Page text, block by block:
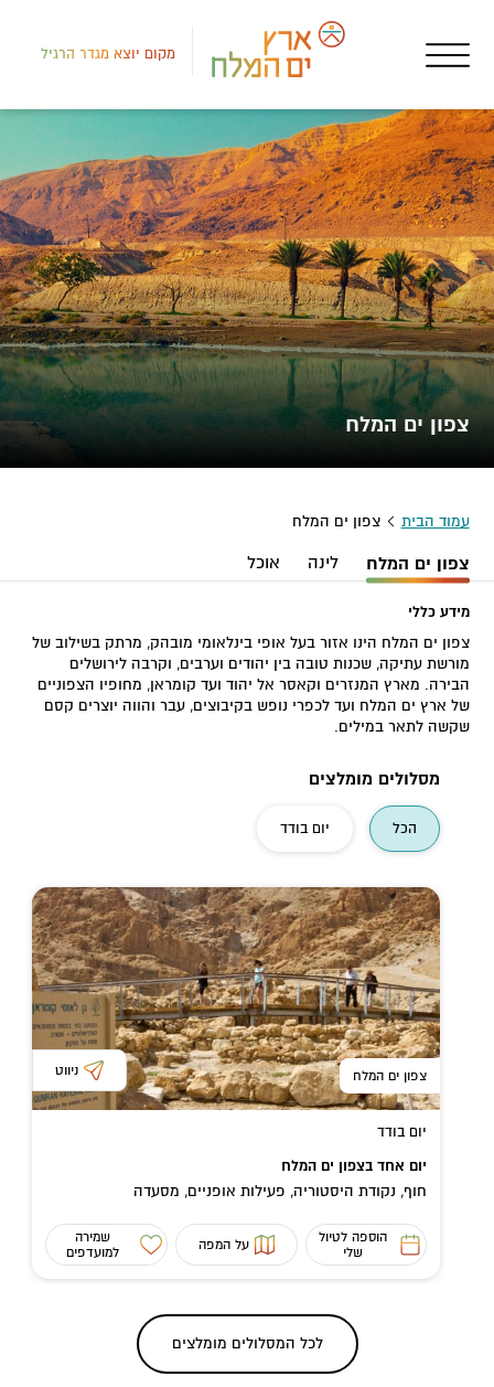
מקום יוצא מגדר הרגיל
צפון ים המלח
עמוד הבית צפון ים המלח
צפון ים המלח לינה אוכל
מידע כללי
צפון ים המלח הינו אזור בעל אופי בינלאומי מובהק, מרתק בשילוב של
מורשת עתיקה, שכנות טובה בין יהודים וערבים, וקרבה לירושלים
הבירה. מארץ המנזרים וקאסר אל יהוד ועד קומראן, מחופיו הצפוניים
של ארץ ים המלח ועד לכפרי נופש בקיבוצים, עבר והווה יוצרים קסם
שקשה לתאר במילים.
מסלולים מומלצים
הכל יום בודד
צפון ים המלח ניווט
יום בודד
יום אחד בצפון ים המלח
חוף, נקודת היסטוריה, פעילות אופניים, מסעדה
הוספה לטיול
שלי
על המפה
שמירה
למועדפים
לכל המסלולים מומלצים